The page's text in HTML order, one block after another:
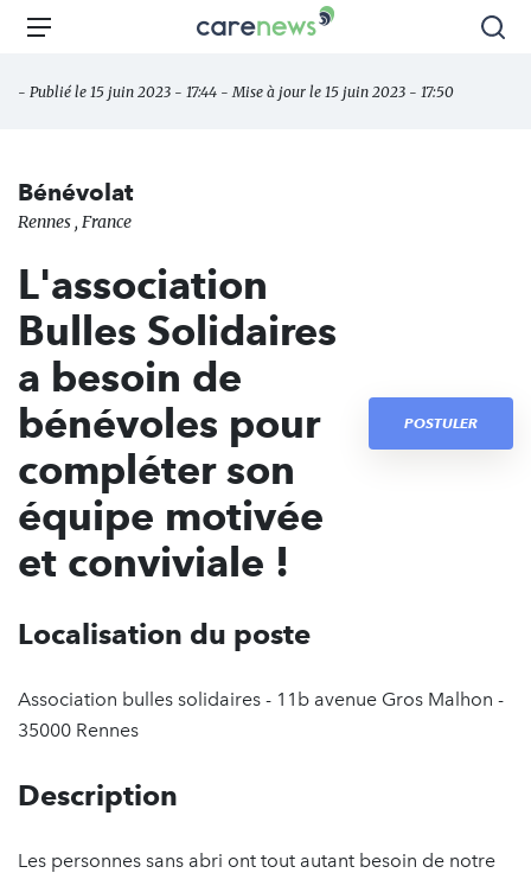
Aller
principal
Carenews,
des
Menu
- Publié le 15 juin 2023 - 17:44 - Mise à jour le 15 juin 2023 - 17:50
Bénévolat
Rennes , France
L'association
Bulles Solidaires
a besoin de
bénévoles pour
compléter son
équipe motivée
et conviviale !
POSTULER
Localisation du poste
Association bulles solidaires - 11b avenue Gros Malhon -
35000 Rennes
Description
Les personnes sans abri ont tout autant besoin de notre